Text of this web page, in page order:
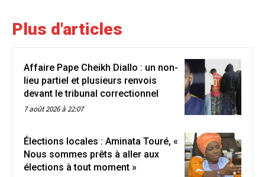
Plus d'articles
Affaire Pape Cheikh Diallo : un non-
lieu partiel et plusieurs renvois
devant le tribunal correctionnel
7 août 2026 à 22:07
Élections locales : Aminata Touré, «
Nous sommes prêts à aller aux
élections à tout moment »